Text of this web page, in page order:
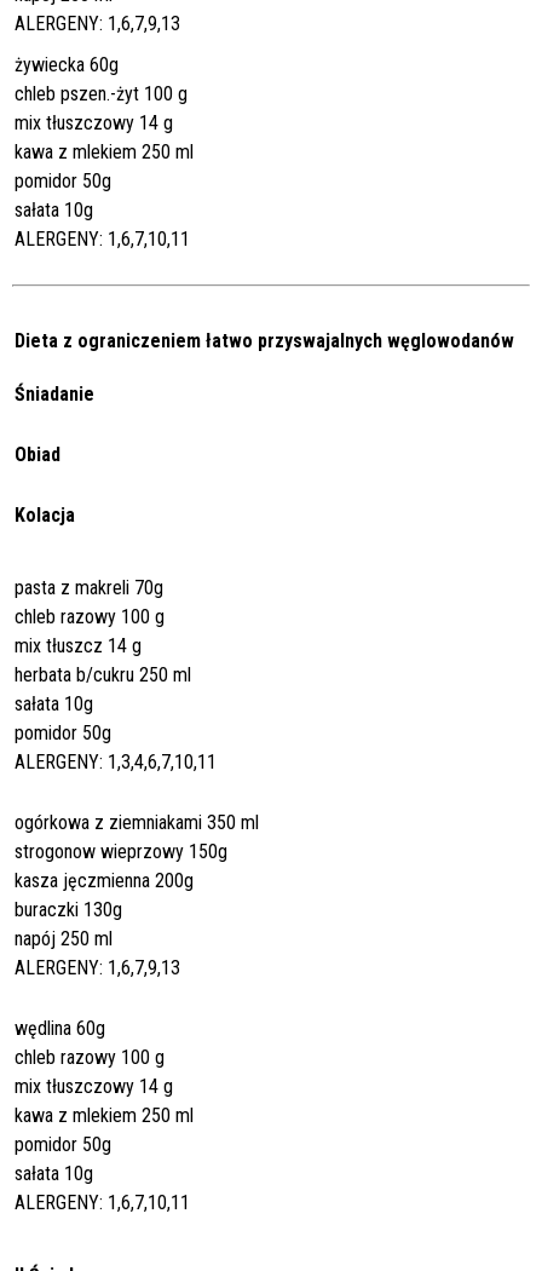
ALERGENY: 1,6,7,9,13
żywiecka 60g
chleb pszen.-żyt 100 g
mix tłuszczowy 14 g
kawa z mlekiem 250 ml
pomidor 50g
sałata 10g
ALERGENY: 1,6,7,10,11
Dieta z ograniczeniem łatwo przyswajalnych węglowodanów
Śniadanie
Obiad
Kolacja
pasta z makreli 70g
chleb razowy 100 g
mix tłuszcz 14 g
herbata b/cukru 250 ml
sałata 10g
pomidor 50g
ALERGENY: 1,3,4,6,7,10,11
ogórkowa z ziemniakami 350 ml
strogonow wieprzowy 150g
kasza jęczmienna 200g
buraczki 130g
napój 250 ml
ALERGENY: 1,6,7,9,13
wędlina 60g
chleb razowy 100 g
mix tłuszczowy 14 g
kawa z mlekiem 250 ml
pomidor 50g
sałata 10g
ALERGENY: 1,6,7,10,11